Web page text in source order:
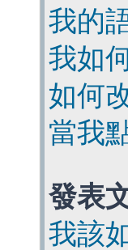
我的
我如
如何
當我
發表
我該